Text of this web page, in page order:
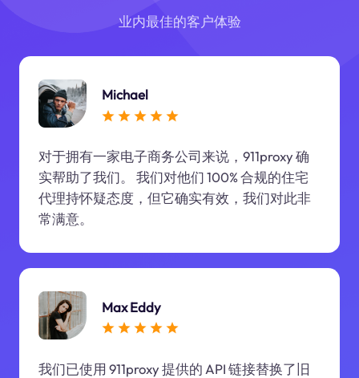
业内最佳的客户体验
Michael
对于拥有一家电子商务公司来说，911proxy 确
实帮助了我们。 我们对他们 100% 合规的住宅
代理持怀疑态度，但它确实有效，我们对此非
常满意。
Max Eddy
我们已使用 911proxy 提供的 API 链接替换了旧